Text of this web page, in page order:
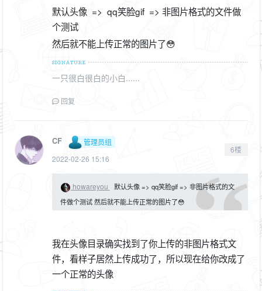
默认头像 => qq笑脸gif => 非图片格式的文件做
个测试
然后就不能上传正常的图片了😳
一只很白很白的小白......
回复
CF
管理员组
2022-02-26 15:16
6楼
howareyou
默认头像 => qq笑脸gif => 非图片格式的文
件做个测试 然后就不能上传正常的图片了😳
我在头像目录确实找到了你上传的非图片格式文
件，看样子居然上传成功了，所以现在给你改成了
一个正常的头像